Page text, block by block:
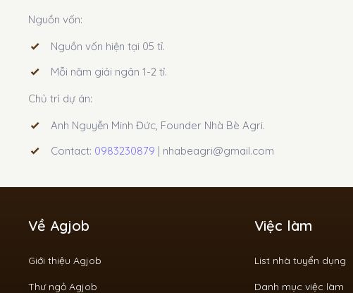
Nguồn vốn:
Nguồn vốn hiện tại 05 tỉ.
Mỗi năm giải ngân 1-2 tỉ.
Chủ trì dự án:
Anh Nguyễn Minh Đức, Founder Nhà Bè Agri.
Contact: 0983230879 | nhabeagri@gmail.com
Về Agjob
Giới thiệu Agjob
Thư ngỏ Agjob
Việc làm
List nhà tuyển dụng
Danh mục việc làm